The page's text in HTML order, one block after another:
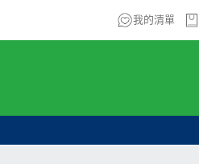
我的清單